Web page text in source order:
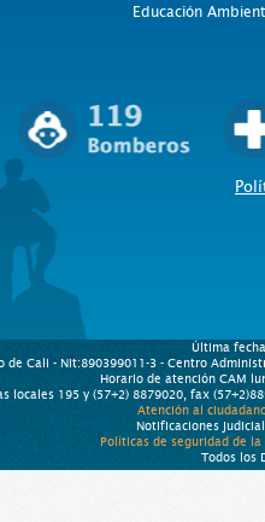
Educación
Última
de Cali - Nit:890399011-3 - Centro
Horario de atención CAM
locales 195 y (57+2) 8879020, fax
Atención al
Notificaciones
Políticas de seguridad de
Todos los